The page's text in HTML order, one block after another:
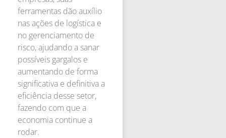
ferramentas dão auxílio
nas ações de logística e
no gerenciamento de
risco, ajudando a sanar
possíveis gargalos e
aumentando de forma
significativa e definitiva a
eficiência desse setor,
fazendo com que a
economia continue a
rodar.